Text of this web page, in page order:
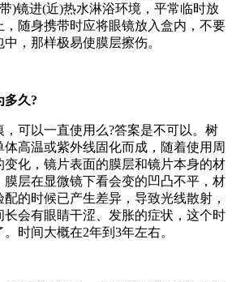
)镜进(近)热水淋浴环境，平常临时放
随身携带时应将眼镜放入盒内，不要
，那样极易使膜层擦伤。
多久?
可以一直使用么?答案是不可以。树
高温或紫外线固化而成，随着使用周
化，镜片表面的膜层和镜片本身的材
层在显微镜下看会变的凹凸不平，材
的时候已产生差异，导致光线散射，
会有眼睛干涩、发胀的症状，这个时
时间大概在2年到3年左右。